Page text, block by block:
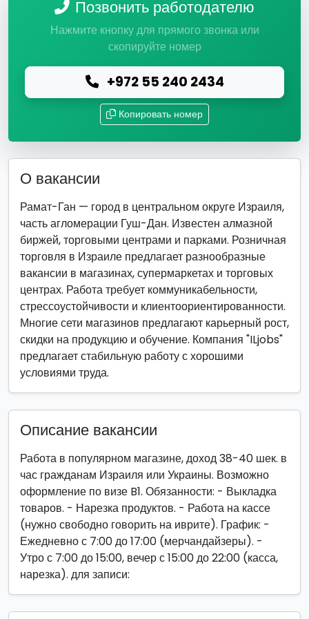
Позвонить работодателю
Нажмите кнопку для прямого звонка или
скопируйте номер
+972 55 240 2434
Копировать номер
О вакансии
Рамат-Ган — город в центральном округе Израиля,
часть агломерации Гуш-Дан. Известен алмазной
биржей, торговыми центрами и парками. Розничная
торговля в Израиле предлагает разнообразные
вакансии в магазинах, супермаркетах и торговых
центрах. Работа требует коммуникабельности,
стрессоустойчивости и клиентоориентированности.
Многие сети магазинов предлагают карьерный рост,
скидки на продукцию и обучение. Компания "ILjobs"
предлагает стабильную работу с хорошими
условиями труда.
Описание вакансии
Работа в популярном магазине, доход 38-40 шек. в
час гражданам Израиля или Украины. Возможно
оформление по визе B1. Обязанности: - Выкладка
товаров. - Нарезка продуктов. - Работа на кассе
(нужно свободно говорить на иврите). График: -
Ежедневно с 7:00 до 17:00 (мерчандайзеры). -
Утро с 7:00 до 15:00, вечер с 15:00 до 22:00 (касса,
нарезка). для записи: